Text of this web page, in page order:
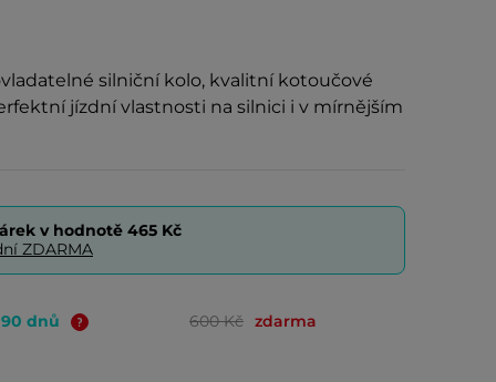
silniční kolo, kvalitní kotoučové
jízdní vlastnosti na silnici i v mírnějším
v hodnotě 465 Kč
ZDARMA
dnů 600 Kč zdarma